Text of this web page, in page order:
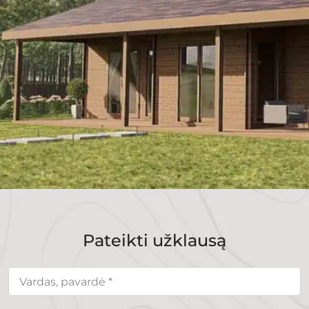
Pateikti užklausą